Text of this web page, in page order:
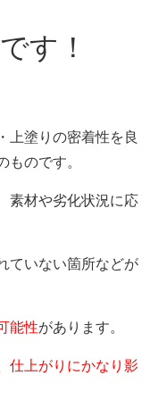
す！
上塗りの密着性を良
ものです。
素材や劣化状況に応
ていない箇所などが
能性があります。
仕上がりにかなり影